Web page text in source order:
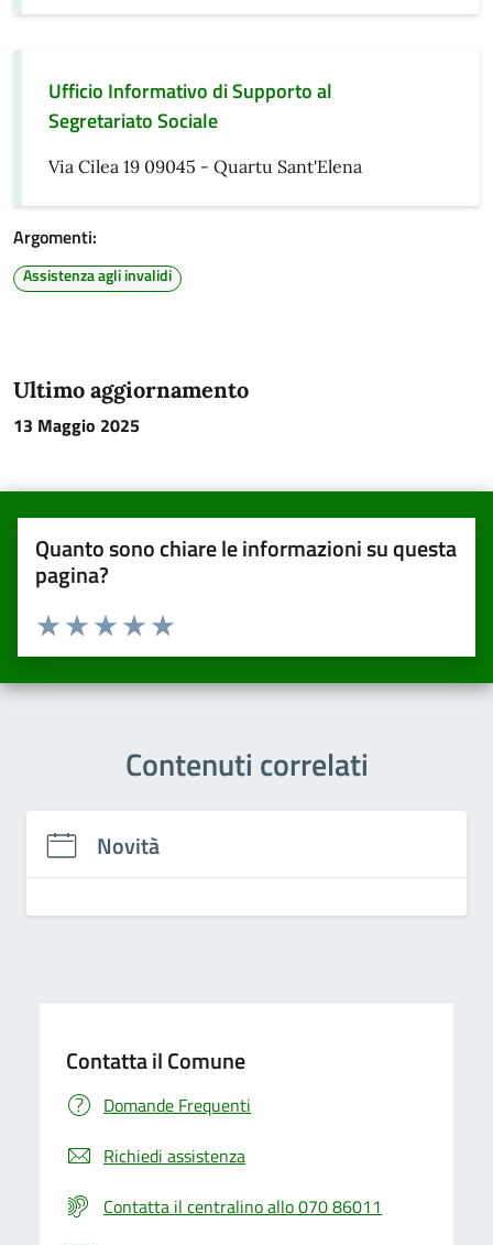
Ufficio Informativo di Supporto al
Segretariato Sociale
Via Cilea 19 09045 - Quartu Sant'Elena
Argomenti:
Assistenza agli invalidi
Ultimo aggiornamento
13 Maggio 2025
Quanto sono chiare le informazioni su questa
pagina?
Valuta da 1 a 5 stelle la pagina
Valuta 5 stelle su 5
Valuta 4 stelle su 5
Valuta 3 stelle su 5
Valuta 2 stelle su 5
Valuta una stella su 5
Contenuti correlati
Novità
Contatta il Comune
Domande Frequenti
Richiedi assistenza
Contatta il centralino allo 070 86011